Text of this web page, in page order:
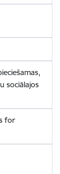
sociālajos
for